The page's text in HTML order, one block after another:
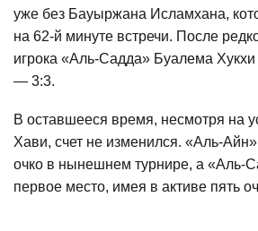
уже без Бауыржана Исламхана,
на 62-й минуте встречи. После
игрока «Аль-Садда» Буалема Хукхи
— 3:3.
В оставшееся время, несмотря на
Хави, счет не изменился. «Аль-
очко в нынешнем турнире, а «Аль-
первое место, имея в активе пять